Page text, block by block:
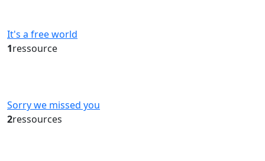
It's a free world
1ressource
Sorry we missed you
2ressources